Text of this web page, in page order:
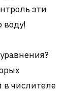
эти
воду!
в числителе